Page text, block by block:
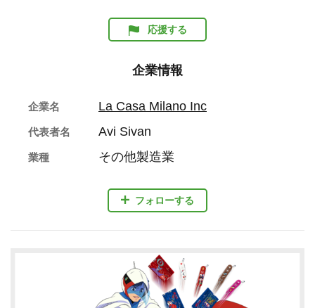
応援する
企業情報
フォローする
企業名 La Casa Milano Inc
代表者名 Avi Sivan
業種 その他製造業